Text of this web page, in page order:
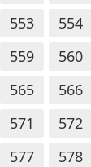
553 554
559 560
565 566
571 572
577 578